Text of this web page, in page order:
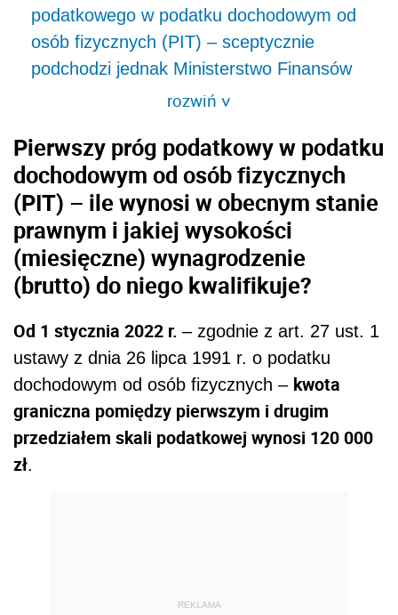
podatkowego w podatku dochodowym od
osób fizycznych (PIT) – sceptycznie
podchodzi jednak Ministerstwo Finansów
rozwiń>
Pierwszy próg podatkowy w podatku
dochodowym od osób fizycznych
(PIT) – ile wynosi w obecnym stanie
prawnym i jakiej wysokości
(miesięczne) wynagrodzenie
(brutto) do niego kwalifikuje?
Od 1 stycznia 2022 r. – zgodnie z art. 27 ust. 1
ustawy z dnia 26 lipca 1991 r. o podatku
dochodowym od osób fizycznych – kwota
graniczna pomiędzy pierwszym i drugim
przedziałem skali podatkowej wynosi 120 000
zł.
REKLAMA